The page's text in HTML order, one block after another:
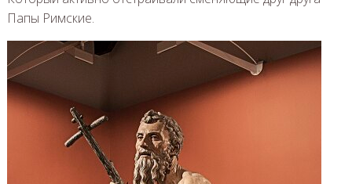
Папы Римские.